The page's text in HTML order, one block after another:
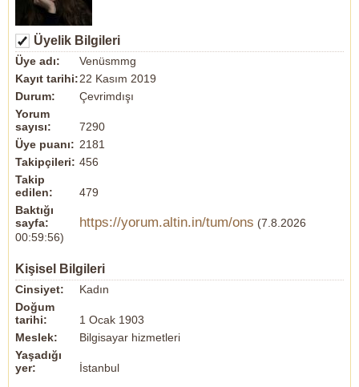
Üyelik Bilgileri
Üye adı:
Venüsmmg
Kayıt tarihi:22 Kasım 2019
Durum:
Çevrimdışı
Yorum
sayısı:
7290
Üye puanı: 2181
Takipçileri: 456
Takip
edilen:
479
Baktığı
sayfa:
https://yorum.altin.in/tum/ons (7.8.2026
00:59:56)
Kişisel Bilgileri
Cinsiyet:
Kadın
Doğum
tarihi:
1 Ocak 1903
Meslek:
Bilgisayar hizmetleri
Yaşadığı
yer:
İstanbul